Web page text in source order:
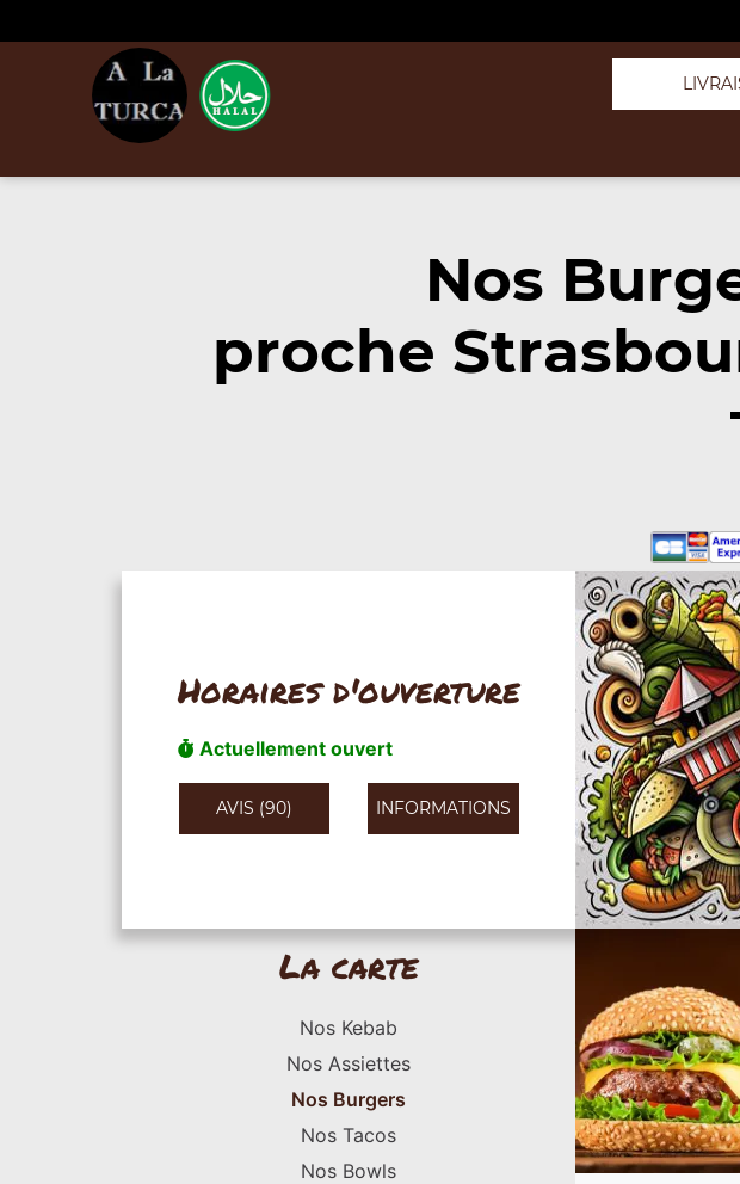
Nos
proche
Horaires d'ouverture
Actuellement ouvert
AVIS (90) INFORMATIONS
La carte
Nos Kebab
Nos Assiettes
Nos Burgers
Nos Tacos
Nos Bowls